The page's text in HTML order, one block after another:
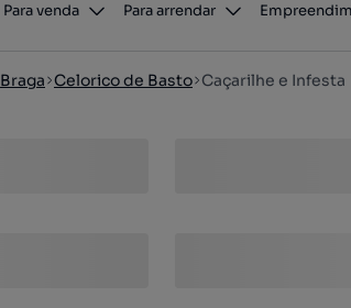
Para venda Para arrendar
Braga Celorico de Basto Caçarilhe e Infesta